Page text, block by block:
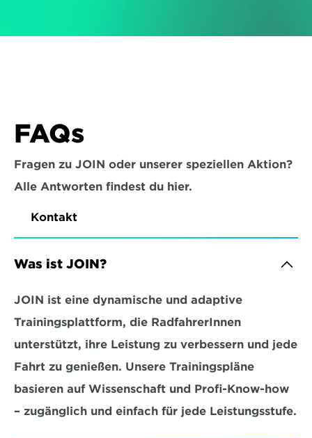
FAQs
Fragen zu JOIN oder unserer speziellen Aktion?
Alle Antworten findest du hier.
Kontakt
Was ist JOIN?
JOIN ist eine dynamische und adaptive
Trainingsplattform, die RadfahrerInnen
unterstützt, ihre Leistung zu verbessern und jede
Fahrt zu genießen. Unsere Trainingspläne
basieren auf Wissenschaft und Profi-Know-how
– zugänglich und einfach für jede Leistungsstufe.